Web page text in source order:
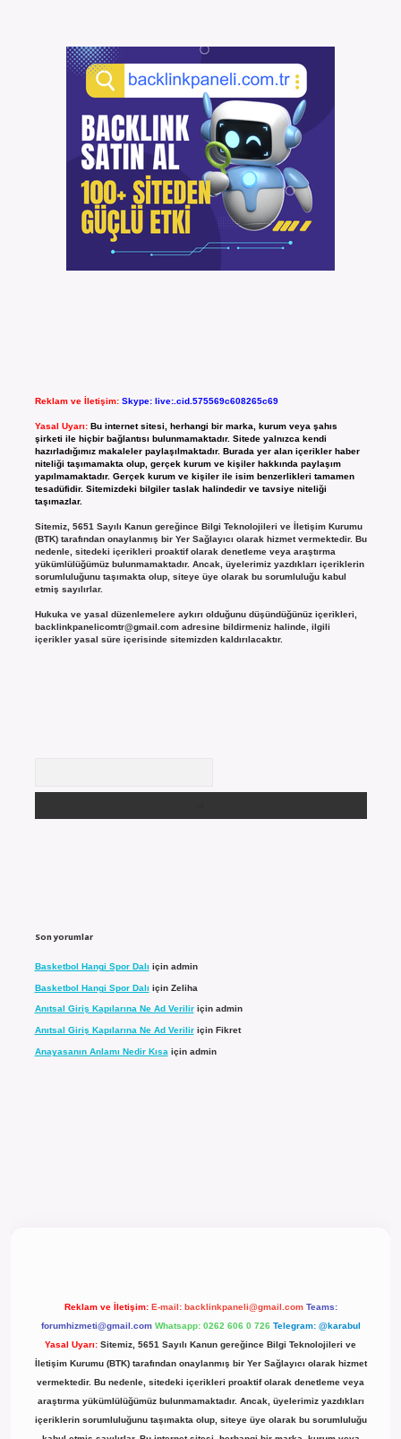
Reklam ve İletişim: Skype: live:.cid.575569c608265c69
Yasal Uyarı: Bu internet sitesi, herhangi bir marka, kurum veya şahıs
şirketi ile hiçbir bağlantısı bulunmamaktadır. Sitede yalnızca kendi
hazırladığımız makaleler paylaşılmaktadır. Burada yer alan içerikler haber
niteliği taşımamakta olup, gerçek kurum ve kişiler hakkında paylaşım
yapılmamaktadır. Gerçek kurum ve kişiler ile isim benzerlikleri tamamen
tesadüfidir. Sitemizdeki bilgiler taslak halindedir ve tavsiye niteliği
taşımazlar.
Sitemiz, 5651 Sayılı Kanun gereğince Bilgi Teknolojileri ve İletişim Kurumu
(BTK) tarafından onaylanmış bir Yer Sağlayıcı olarak hizmet vermektedir. Bu
nedenle, sitedeki içerikleri proaktif olarak denetleme veya araştırma
yükümlülüğümüz bulunmamaktadır. Ancak, üyelerimiz yazdıkları içeriklerin
sorumluluğunu taşımakta olup, siteye üye olarak bu sorumluluğu kabul
etmiş sayılırlar.
Hukuka ve yasal düzenlemelere aykırı olduğunu düşündüğünüz içerikleri,
backlinkpanelicomtr@gmail.comadresine bildirmeniz halinde, ilgili
içerikler yasal süre içerisinde sitemizden kaldırılacaktır.
Son yorumlar
Basketbol Hangi Spor Dalı için admin
Basketbol Hangi Spor Dalı için Zeliha
Anıtsal Giriş Kapılarına Ne Ad Veriliriçin admin
Anıtsal Giriş Kapılarına Ne Ad Veriliriçin Fikret
Anayasanın Anlamı Nedir Kısa için admin
Reklam ve İletişim: E-mail: backlinkpaneli@gmail.com Teams:
forumhizmeti@gmail.com Whatsapp: 0262 606 0 726 Telegram: @karabul
Yasal Uyarı: Sitemiz, 5651 Sayılı Kanun gereğince Bilgi Teknolojileri ve
İletişim Kurumu (BTK) tarafından onaylanmış bir Yer Sağlayıcı olarak hizmet
vermektedir. Bu nedenle, sitedeki içerikleri proaktif olarak denetleme veya
araştırma yükümlülüğümüz bulunmamaktadır. Ancak, üyelerimiz yazdıkları
içeriklerin sorumluluğunu taşımakta olup, siteye üye olarak bu sorumluluğu